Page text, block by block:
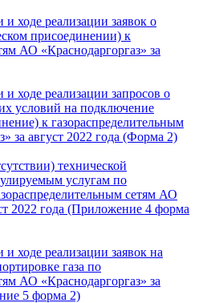
ходе реализации заявок о
присоединении) к
АО «Краснодаргоргаз» за
ходе реализации запросов о
условий на подключение
к газораспределительным
за август 2022 года (Форма 2)
технической
услугам по
сетям АО
2022 года (Приложение 4 форма
ходе реализации заявок на
газа по
АО «Краснодаргоргаз» за
5 форма 2)